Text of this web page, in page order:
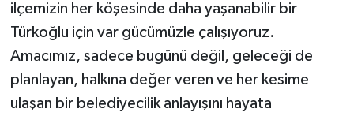
ilçemizin her köşesinde daha yaşanabilir bir
Türkoğlu için var gücümüzle çalışıyoruz.
Amacımız, sadece bugünü değil, geleceği de
planlayan, halkına değer veren ve her kesime
ulaşan bir belediyecilik anlayışını hayata